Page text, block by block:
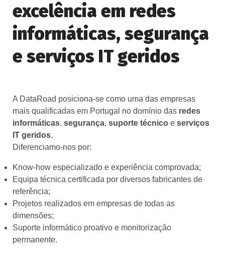
excelência em redes
informáticas, segurança
e serviços IT geridos
A DataRoad posiciona‑se como uma das empresas
mais qualificadas em Portugal no domínio das redes
informáticas, segurança, suporte técnico e serviços
IT geridos.
Diferenciamo‑nos por:
Know‑how especializado e experiência comprovada;
Equipa técnica certificada por diversos fabricantes de
referência;
Projetos realizados em empresas de todas as
dimensões;
Suporte informático proativo e monitorização
permanente.